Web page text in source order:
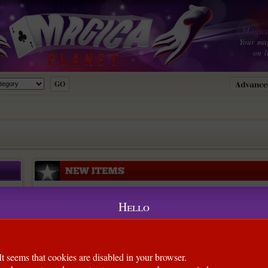
Your
on
Hello
seems that cookies are disabled in your browser.